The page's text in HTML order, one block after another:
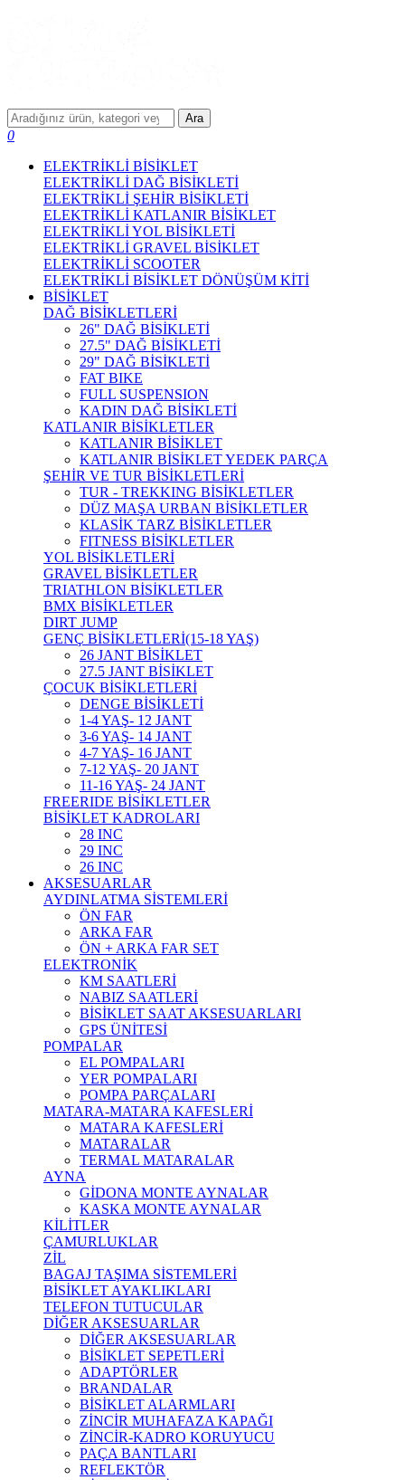
Ara
0
ELEKTRİKLİ BİSİKLET
ELEKTRİKLİ DAĞ BİSİKLETİ
ELEKTRİKLİ ŞEHİR BİSİKLETİ
ELEKTRİKLİ KATLANIR BİSİKLET
ELEKTRİKLİ YOL BİSİKLETİ
ELEKTRİKLİ GRAVEL BİSİKLET
ELEKTRİKLİ SCOOTER
ELEKTRİKLİ BİSİKLET DÖNÜŞÜM KİTİ
BİSİKLET
DAĞ BİSİKLETLERİ
26" DAĞ BİSİKLETİ
27.5" DAĞ BİSİKLETİ
29" DAĞ BİSİKLETİ
FAT BIKE
FULL SUSPENSION
KADIN DAĞ BİSİKLETİ
KATLANIR BİSİKLETLER
KATLANIR BİSİKLET
KATLANIR BİSİKLET YEDEK PARÇA
ŞEHİR VE TUR BİSİKLETLERİ
TUR - TREKKING BİSİKLETLER
DÜZ MAŞA URBAN BİSİKLETLER
KLASİK TARZ BİSİKLETLER
FITNESS BİSİKLETLER
YOL BİSİKLETLERİ
GRAVEL BİSİKLETLER
TRIATHLON BİSİKLETLER
BMX BİSİKLETLER
DIRT JUMP
GENÇ BİSİKLETLERİ(15-18 YAŞ)
26 JANT BİSİKLET
27.5 JANT BİSİKLET
ÇOCUK BİSİKLETLERİ
DENGE BİSİKLETİ
1-4 YAŞ- 12 JANT
3-6 YAŞ- 14 JANT
4-7 YAŞ- 16 JANT
7-12 YAŞ- 20 JANT
11-16 YAŞ- 24 JANT
FREERIDE BİSİKLETLER
BİSİKLET KADROLARI
28 INC
29 INC
26 INC
AKSESUARLAR
AYDINLATMA SİSTEMLERİ
ÖN FAR
ARKA FAR
ÖN + ARKA FAR SET
ELEKTRONİK
KM SAATLERİ
NABIZ SAATLERİ
BİSİKLET SAAT AKSESUARLARI
GPS ÜNİTESİ
POMPALAR
EL POMPALARI
YER POMPALARI
POMPA PARÇALARI
MATARA-MATARA KAFESLERİ
MATARA KAFESLERİ
MATARALAR
TERMAL MATARALAR
AYNA
GİDONA MONTE AYNALAR
KASKA MONTE AYNALAR
KİLİTLER
ÇAMURLUKLAR
ZİL
BAGAJ TAŞIMA SİSTEMLERİ
BİSİKLET AYAKLIKLARI
TELEFON TUTUCULAR
DİĞER AKSESUARLAR
DİĞER AKSESUARLAR
BİSİKLET SEPETLERİ
ADAPTÖRLER
BRANDALAR
BİSİKLET ALARMLARI
ZİNCİR MUHAFAZA KAPAĞI
ZİNCİR-KADRO KORUYUCU
PAÇA BANTLARI
REFLEKTÖR